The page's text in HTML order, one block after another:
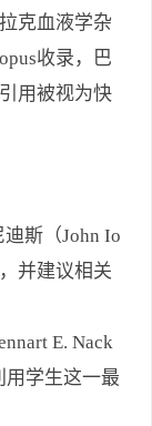
克血液学杂
收录，巴
用被视为快
斯（John Io
并建议相关
E. Nack
用学生这一最